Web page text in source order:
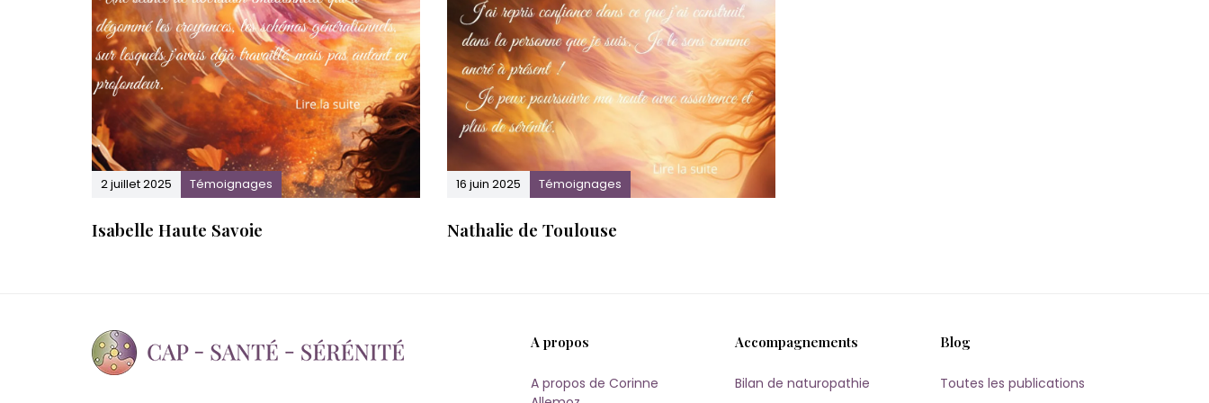
.
.
2 juillet 2025 Témoignages
Isabelle Haute Savoie
16 juin 2025 Témoignages
Nathalie de Toulouse
A propos
A propos de Corinne
Accompagnements
Bilan de naturopathie
Blog
Toutes les publications